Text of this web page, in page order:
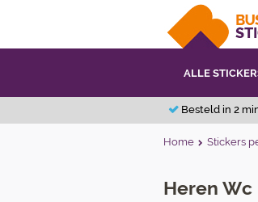
ALLE
Besteld in 2
Home Stickers
Heren Wc